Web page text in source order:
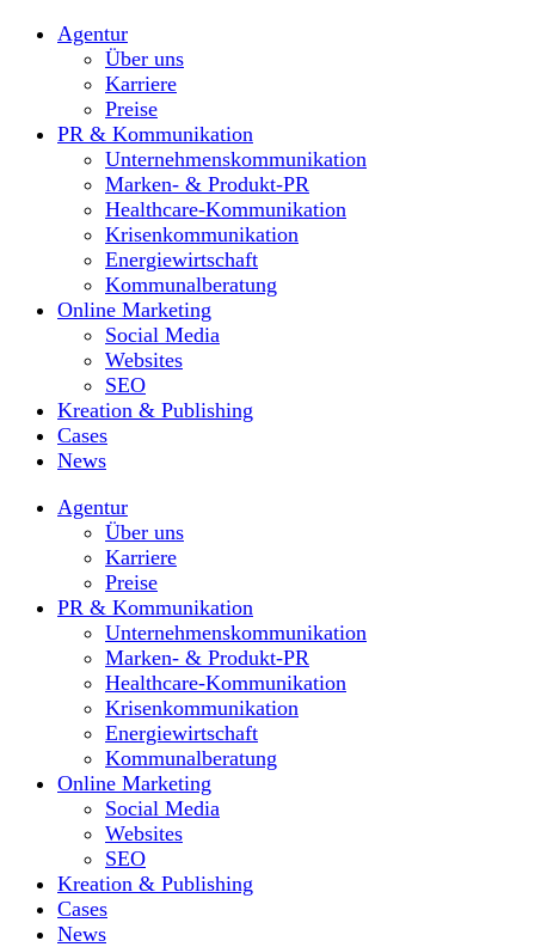
Agentur
Über uns
Karriere
Preise
PR & Kommunikation
Unternehmenskommunikation
Marken- & Produkt-PR
Healthcare-Kommunikation
Krisenkommunikation
Energiewirtschaft
Kommunalberatung
Online Marketing
Social Media
Websites
SEO
Kreation & Publishing
Cases
News
Agentur
Über uns
Karriere
Preise
PR & Kommunikation
Unternehmenskommunikation
Marken- & Produkt-PR
Healthcare-Kommunikation
Krisenkommunikation
Energiewirtschaft
Kommunalberatung
Online Marketing
Social Media
Websites
SEO
Kreation & Publishing
Cases
News